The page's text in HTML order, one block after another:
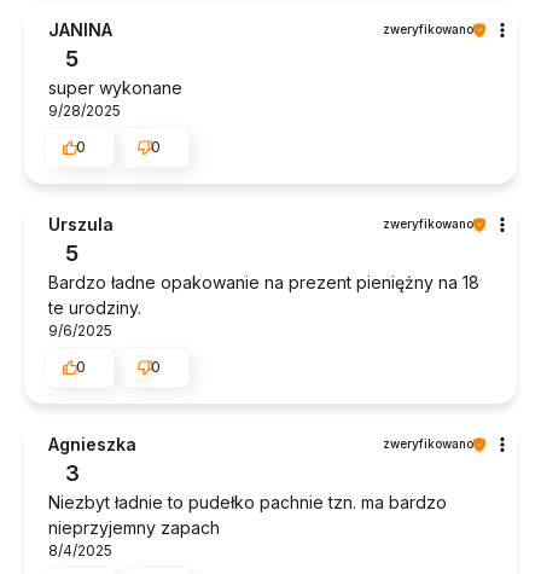
JANINA zweryfikowano
5
super wykonane
9/28/2025
0
0
Urszula zweryfikowano
5
Bardzo ładne opakowanie na prezent pieniężny na 18
te urodziny.
9/6/2025
0
0
Agnieszka zweryfikowano
3
Niezbyt ładnie to pudełko pachnie tzn. ma bardzo
nieprzyjemny zapach
8/4/2025